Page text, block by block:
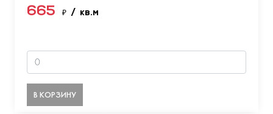
665 ₽ / кв.м
В КОРЗИНУ